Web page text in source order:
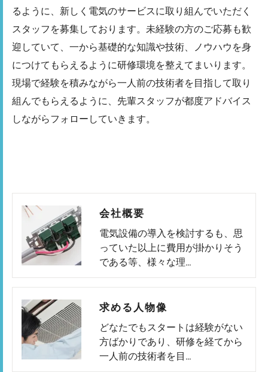
るように、新しく電気のサービスに取り組んでいただく
スタッフを募集しております。未経験の方のご応募も歓
迎していて、一から基礎的な知識や技術、ノウハウを身
につけてもらえるように研修環境を整えてまいります。
現場で経験を積みながら一人前の技術者を目指して取り
組んでもらえるように、先輩スタッフが都度アドバイス
しながらフォローしていきます。
会社概要
電気設備の導入を検討するも、思
っていた以上に費用が掛かりそう
である等、様々な理…
求める人物像
どなたでもスタートは経験がない
方ばかりであり、研修を経てから
一人前の技術者を目…